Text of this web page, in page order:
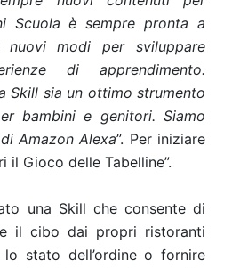
Scuola è sempre pronta a
modi per sviluppare
di apprendimento.
Skill sia un ottimo strumento
bambini e genitori. Siamo
Amazon Alexa”. Per iniziare
il Gioco delle Tabelline”.
una Skill che consente di
il cibo dai propri ristoranti
stato dell’ordine o fornire